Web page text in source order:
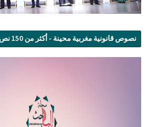
نصوص قانونية مغربية محينة - أكثر من 150 نص قانوني